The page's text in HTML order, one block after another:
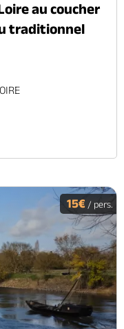
au coucher
traditionnel
15€ / pers.